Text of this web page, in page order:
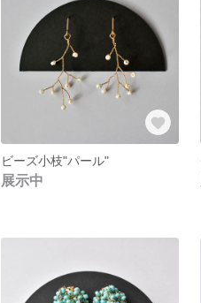
ビーズ小枝"パール"
展示中